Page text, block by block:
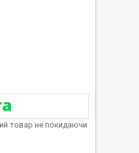
товар не покидаючи